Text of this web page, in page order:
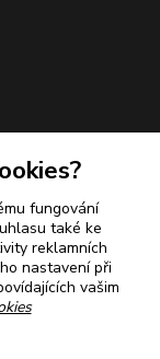
fungování
také ke
reklamních
nastavení při
vašim